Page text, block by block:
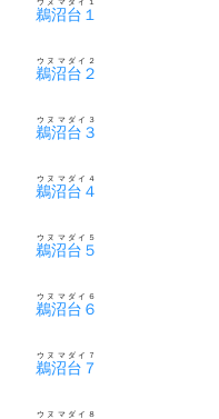
鵜沼台１
鵜沼台２
ウヌマダイ２
鵜沼台３
ウヌマダイ３
鵜沼台４
ウヌマダイ４
鵜沼台５
ウヌマダイ５
鵜沼台６
ウヌマダイ６
鵜沼台７
ウヌマダイ７
ウヌマダイ８